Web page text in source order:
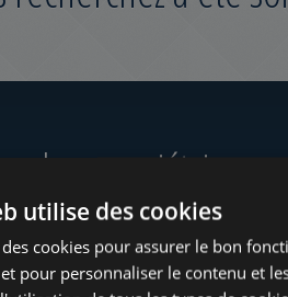
pour les propriétaires
August
utilise des cookies
cookies pour assurer le bon
pour personnaliser le contenu et